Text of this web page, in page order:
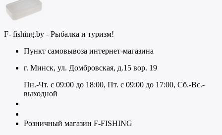
F- fishing.by - Рыбалка и туризм!
Пункт самовывоза интернет-магазина
г. Минск, ул. Домбровская, д.15 вор. 19
Пн.-Чт. с 09:00 до 18:00, Пт. с 09:00 до 17:00, Сб.-Вс.-
выходной
Розничный магазин F-FISHING